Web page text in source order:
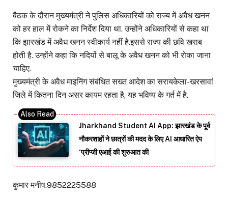
बैठक के दौरान मुख्यमंत्री ने पुलिस अधिकारियों को राज्य में अवैध खनन
को हर हाल में रोकने का निर्देश दिया था. उन्होंने अधिकारियों से कहा था
कि झारखंड में अवैध खनन स्वीकार्य नहीं है.इससे राज्य की छवि खराब
होती है. उन्होंने कहा कि नदियों से बालू के अवैध खनन को भी रोका जाना
चाहिए.
मुख्यमंत्री के अवैध माइनिंग संबंधित सख्त आदेश का सरायकेला-खरसावां
जिले में कितना दिन असर कायम रहता है, यह भविष्य के गर्त में है.
Jharkhand Student AI App: झारखंड के पूर्व
नौकरशाहों ने छात्रों की मदद के लिए AI आधारित ऐप
‘प्रीप्जी एआई की शुरुआत की
कुमार मनीष.9852225588